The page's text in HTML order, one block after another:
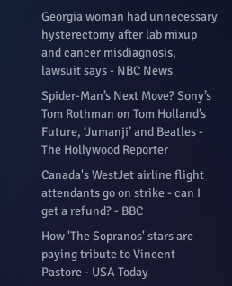
Georgia woman had unnecessary
hysterectomy after lab mixup
and cancer misdiagnosis,
lawsuit says - NBC News
Spider-Man’s Next Move? Sony’s
Tom Rothman on Tom Holland’s
Future, ‘Jumanji’ and Beatles -
The Hollywood Reporter
Canada's WestJet airline flight
attendants go on strike - can I
get a refund? - BBC
How 'The Sopranos' stars are
paying tribute to Vincent
Pastore - USA Today